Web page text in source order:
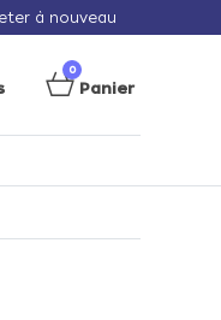
à nouveau
0
Panier